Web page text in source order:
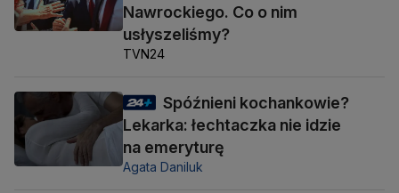
Nawrockiego. Co o nim
usłyszeliśmy?
TVN24
Spóźnieni kochankowie?
Lekarka: łechtaczka nie idzie
na emeryturę
Agata Daniluk